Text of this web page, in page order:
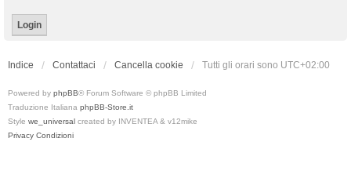
Indice Contattaci Cancella cookie Tutti gli orari sono UTC+02:00
Powered by phpBB® Forum Software © phpBB Limited
Traduzione Italiana phpBB-Store.it
Style we_universal created by INVENTEA & v12mike
Privacy Condizioni